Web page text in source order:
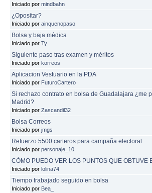
Iniciado por mindbahn
¿Opositar?
Iniciado por ainquenopaso
Bolsa y baja médica
Iniciado por Ty
Siguiente paso tras examen y méritos
Iniciado por korreos
Aplicacion Vestuario en la PDA
Iniciado por FuturoCartero
Si rechazo contrato en bolsa de Guadalajara ¿me
Madrid?
Iniciado por Zascandil32
Bolsa Correos
Iniciado por jmgs
Refuerzo 5500 carteros para campaña electoral
Iniciado por personaje_10
CÓMO PUEDO VER LOS PUNTOS QUE OBTUVE
Iniciado por lolina74
Tiempo trabajado seguido en bolsa
Iniciado por Bea_